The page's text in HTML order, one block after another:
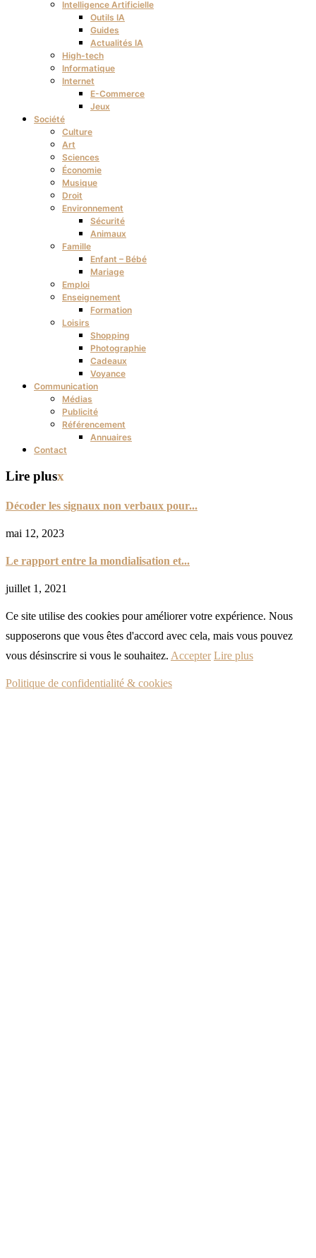
Intelligence Artificielle
Outils IA
Guides
Actualités IA
High-tech
Informatique
Internet
E-Commerce
Jeux
Société
Culture
Art
Sciences
Économie
Musique
Droit
Environnement
Sécurité
Animaux
Famille
Enfant – Bébé
Mariage
Emploi
Enseignement
Formation
Loisirs
Shopping
Photographie
Cadeaux
Voyance
Communication
Médias
Publicité
Référencement
Annuaires
Contact
Lire plusx
Décoder les signaux non verbaux pour...
mai 12, 2023
Le rapport entre la mondialisation et...
juillet 1, 2021
Ce site utilise des cookies pour améliorer votre expérience. Nous
supposerons que vous êtes d'accord avec cela, mais vous pouvez
vous désinscrire si vous le souhaitez. Accepter Lire plus
Politique de confidentialité & cookies